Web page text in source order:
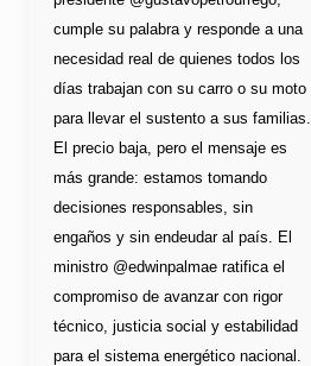
cumple su palabra y responde a una
necesidad real de quienes todos los
días trabajan con su carro o su moto
para llevar el sustento a sus familias.
El precio baja, pero el mensaje es
más grande: estamos tomando
decisiones responsables, sin
engaños y sin endeudar al país. El
ministro @edwinpalmae ratifica el
compromiso de avanzar con rigor
técnico, justicia social y estabilidad
para el sistema energético nacional.